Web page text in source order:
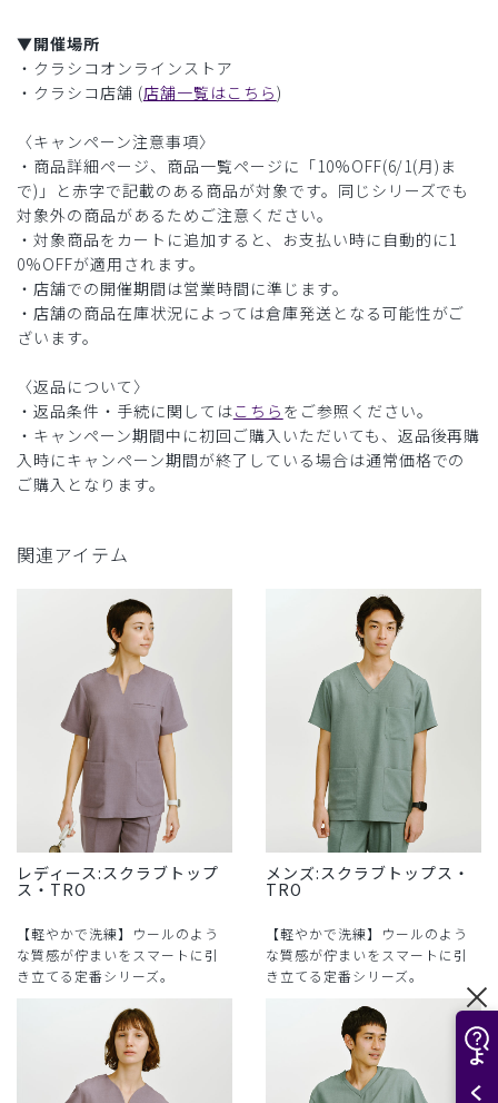
▼開催場所
・クラシコオンラインストア
・クラシコ店舗 (店舗一覧はこちら)
〈キャンペーン注意事項〉
・商品詳細ページ、商品一覧ページに「10%OFF(6/1(月)ま
で)」と赤字で記載のある商品が対象です。同じシリーズでも
対象外の商品があるためご注意ください。
・対象商品をカートに追加すると、お支払い時に自動的に1
0%OFFが適用されます。
・店舗での開催期間は営業時間に準じます。
・店舗の商品在庫状況によっては倉庫発送となる可能性がご
ざいます。
〈返品について〉
・返品条件・手続に関してはこちら をご参照ください。
・キャンペーン期間中に初回ご購入いただいても、返品後再購
入時にキャンペーン期間が終了している場合は通常価格での
ご購入となります。
関連アイテム
レディース:スクラブトップ
ス・TRO
【軽やかで洗練】ウールのよう
な質感が佇まいをスマートに引
き立てる定番シリーズ。
メンズ:スクラブトップス・
TRO
【軽やかで洗練】ウールのよう
な質感が佇まいをスマートに引
き立てる定番シリーズ。